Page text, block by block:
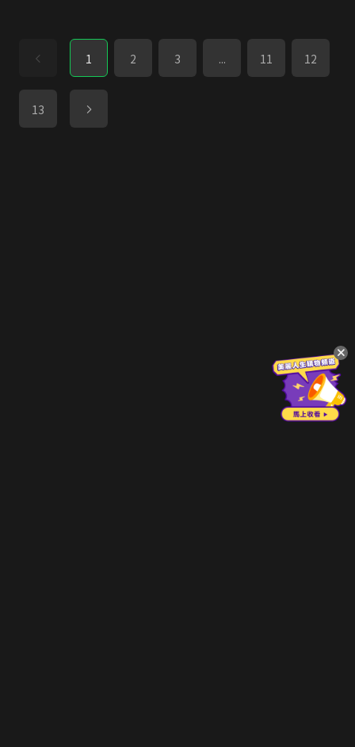
1 2 3 ... 11 12
13